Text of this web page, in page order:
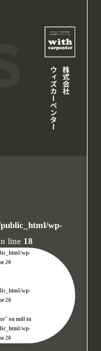
wp-
line 18
wp-
20
wp-
20
on null in
wp-
20